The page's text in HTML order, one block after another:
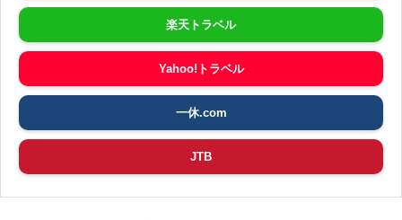
楽天トラベル
Yahoo!トラベル
一休.com
JTB